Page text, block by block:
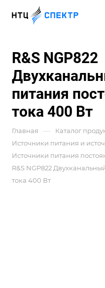
R&S NGP822
питания
тока 400 Вт
Главная — Каталог
Источники питания и
Источники питания
R&S NGP822
тока 400 Вт